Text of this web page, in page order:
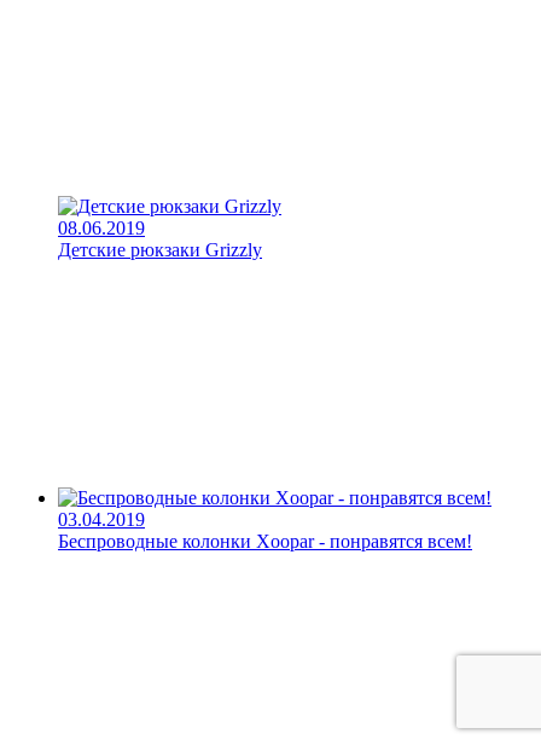
08.06.2019
Детские рюкзаки Grizzly
03.04.2019
Беспроводные колонки Xoopar - понравятся всем!